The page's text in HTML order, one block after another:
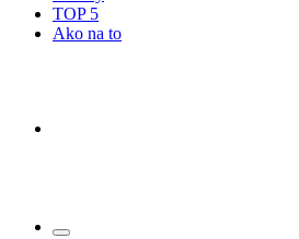
TOP 5
Ako na to